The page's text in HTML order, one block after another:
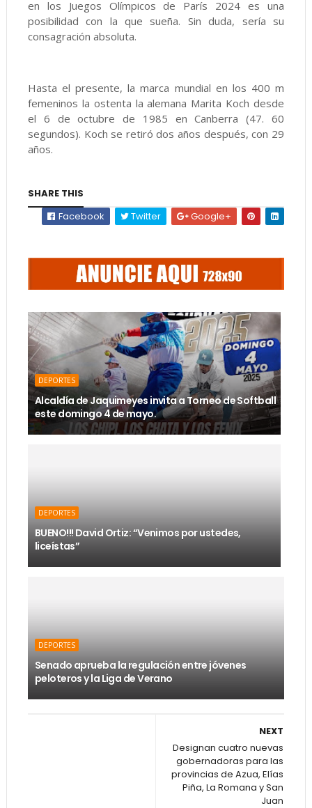
en los Juegos Olímpicos de París 2024 es una
posibilidad con la que sueña. Sin duda, sería su
consagración absoluta.
Hasta el presente, la marca mundial en los 400 m
femeninos la ostenta la alemana Marita Koch desde
el 6 de octubre de 1985 en Canberra (47. 60
segundos). Koch se retiró dos años después, con 29
años.
SHARE THIS
Facebook
Twitter Google+
DEPORTES
Alcaldía de Jaquimeyes invita a Torneo de Softball
este domingo 4 de mayo.
DEPORTES
BUENO!!! David Ortiz: “Venimos por ustedes,
liceístas”
DEPORTES
Senado aprueba la regulación entre jóvenes
peloteros y la Liga de Verano
NEXT
Designan cuatro nuevas
gobernadoras para las
provincias de Azua, Elías
Piña, La Romana y San
Juan